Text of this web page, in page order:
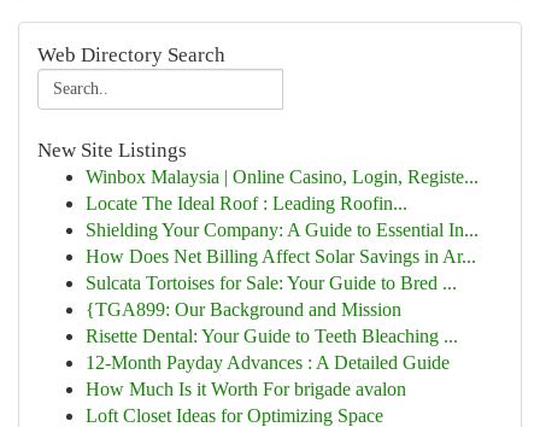
Web Directory Search
New Site Listings
Winbox Malaysia | Online Casino, Login, Registe...
Locate The Ideal Roof : Leading Roofin...
Shielding Your Company: A Guide to Essential In...
How Does Net Billing Affect Solar Savings in Ar...
Sulcata Tortoises for Sale: Your Guide to Bred ...
{TGA899: Our Background and Mission
Risette Dental: Your Guide to Teeth Bleaching ...
12-Month Payday Advances : A Detailed Guide
How Much Is it Worth For brigade avalon
Loft Closet Ideas for Optimizing Space